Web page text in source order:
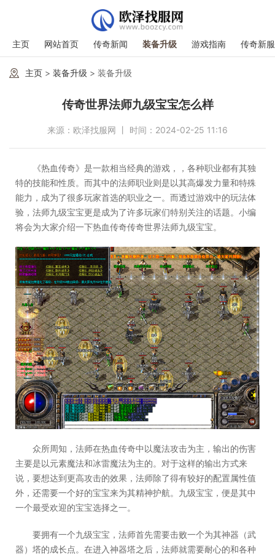
主页 网站首页 传奇新闻 装备升级 游戏指南 传奇新
主页 > 装备升级 > 装备升级
传奇世界法师九级宝宝怎么样
来源：欧泽找服网 丨 时间：2024-02-25 11:16
《热血传奇》是一款相当经典的游戏，，各种职业都有其独
特的技能和性质。而其中的法师职业则是以其高爆发力量和特殊
能力，成为了很多玩家首选的职业之一。而透过游戏中的玩法体
验，法师九级宝宝更是成为了许多玩家们特别关注的话题。小编
将会为大家介绍一下热血传奇传奇世界法师九级宝宝。
众所周知，法师在热血传奇中以魔法攻击为主，输出的伤害
主要是以元素魔法和冰雷魔法为主的。对于这样的输出方式来
说，要想达到更高攻击的效果，法师除了得有较好的配置属性值
外，还需要一个好的宝宝来为其精神护航。九级宝宝，便是其中
一个最受欢迎的宝宝选择之一。
要拥有一个九级宝宝，法师首先需要击败一个为其神器（武
器）塔的成长点。在进入神器塔之后，法师就需要耐心的和各种